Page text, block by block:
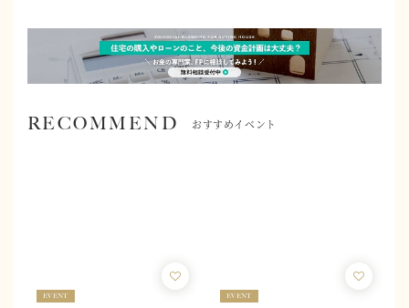
RECOMMEND おすすめイベント
EVENT EVENT